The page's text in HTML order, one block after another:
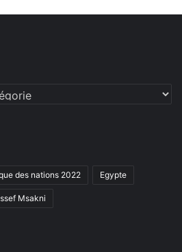
des nations 2022 Egypte
Msakni